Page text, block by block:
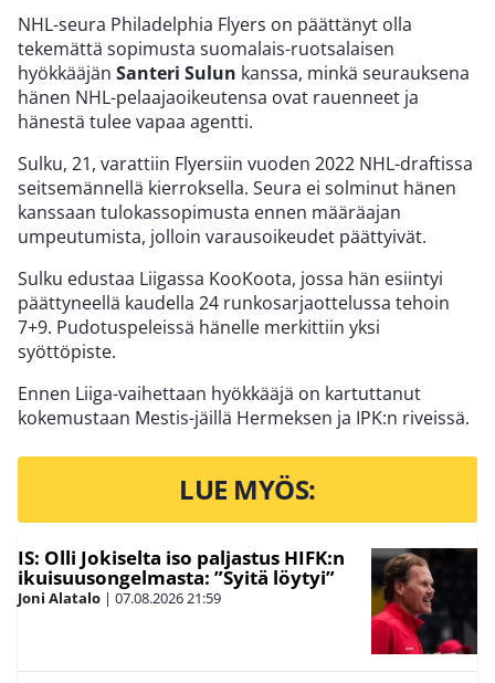
NHL-seura Philadelphia Flyers on päättänyt olla
tekemättä sopimusta suomalais-ruotsalaisen
hyökkääjän Santeri Sulun kanssa, minkä seurauksena
hänen NHL-pelaajaoikeutensa ovat rauenneet ja
hänestä tulee vapaa agentti.
Sulku, 21, varattiin Flyersiin vuoden 2022 NHL-draftissa
seitsemännellä kierroksella. Seura ei solminut hänen
kanssaan tulokassopimusta ennen määräajan
umpeutumista, jolloin varausoikeudet päättyivät.
Sulku edustaa Liigassa KooKoota, jossa hän esiintyi
päättyneellä kaudella 24 runkosarjaottelussa tehoin
7+9. Pudotuspeleissä hänelle merkittiin yksi
syöttöpiste.
Ennen Liiga-vaihettaan hyökkääjä on kartuttanut
kokemustaan Mestis-jäillä Hermeksen ja IPK:n riveissä.
LUE MYÖS:
IS: Olli Jokiselta iso paljastus HIFK:n
ikuisuusongelmasta: ”Syitä löytyi”
Joni Alatalo | 07.08.202621:59